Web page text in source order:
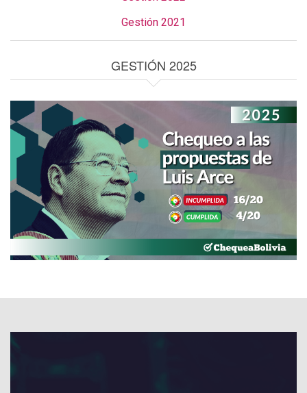
Gestión 2021
GESTIÓN 2025